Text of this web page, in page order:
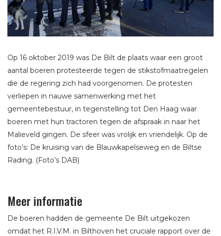
Op 16 oktober 2019 was De Bilt de plaats waar een groot
aantal boeren protesteerde tegen de stikstofmaatregelen
die de regering zich had voorgenomen. De protesten
verliepen in nauwe samenwerking met het
gemeentebestuur, in tegenstelling tot Den Haag waar
boeren met hun tractoren tegen de afspraak in naar het
Malieveld gingen. De sfeer was vrolijk en vriendelijk. Op de
foto’s: De kruising van de Blauwkapelseweg en de Biltse
Rading. (Foto’s DAB)
Meer informatie
De boeren hadden de gemeente De Bilt uitgekozen
omdat het R.I.V.M. in Bilthoven het cruciale rapport over de